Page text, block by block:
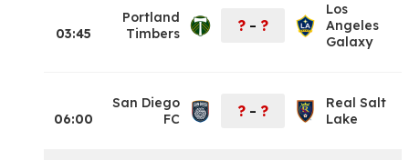
03:45
Portland
Timbers
? – ?
Los
Angeles
Galaxy
06:00
San Diego
FC
? – ?
Real Salt
Lake